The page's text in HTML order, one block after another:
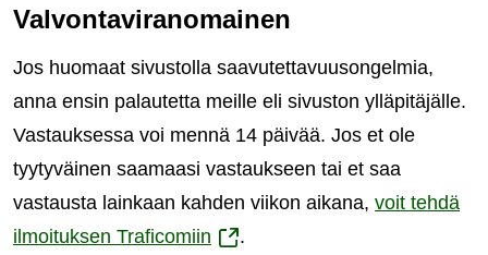
Valvontaviranomainen
Jos huomaat sivustolla saavutettavuusongelmia,
anna ensin palautetta meille eli sivuston ylläpitäjälle.
Vastauksessa voi mennä 14 päivää. Jos et ole
tyytyväinen saamaasi vastaukseen tai et saa
vastausta lainkaan kahden viikon aikana, voit tehdä
ilmoituksen Traficomiin (siirryt
.